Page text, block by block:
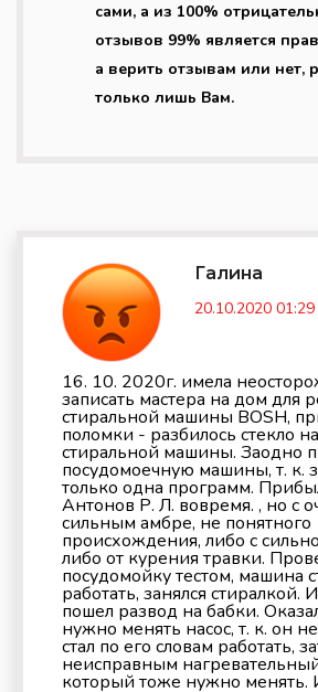
сами, а из 100%
отзывов 99% является
а верить отзывам или нет,
только лишь Вам.
Галина
20.10.2020 01:29
16. 10. 2020г. имела
записать мастера на дом для
стиральной машины BOSH,
поломки - разбилось стекло
стиральной машины. Заодно
посудомоечную машины, т. к.
только одна программ.
Антонов Р. Л. вовремя. , но с
сильным амбре, не понятного
происхождения, либо с
либо от курения травки.
посудомойку тестом, машина
работать, занялся стиралкой.
пошел развод на бабки.
нужно менять насос, т. к. он
стал по его словам работать,
неисправным
который тоже нужно менять.